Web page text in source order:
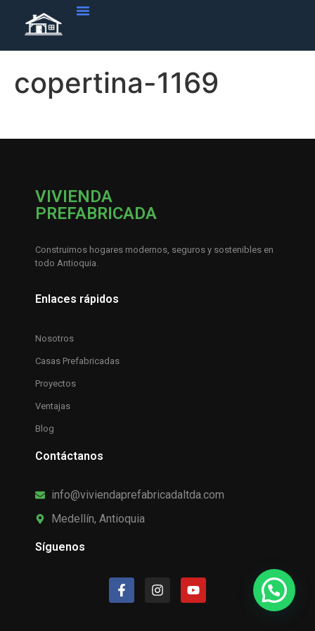
copertina-1169
VIVIENDA
PREFABRICADA
Construimos hogares modernos, seguros y sostenibles en
todo Antioquia.
Enlaces rápidos
Nosotros
Casas Prefabricadas
Proyectos
Ventajas
Blog
Contáctanos
info@viviendaprefabricadaltda.com
Medellín, Antioquia
Síguenos